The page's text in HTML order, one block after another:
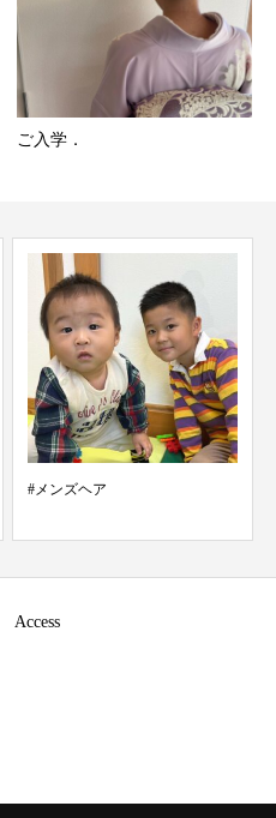
ご入学．
#メンズヘア
Access